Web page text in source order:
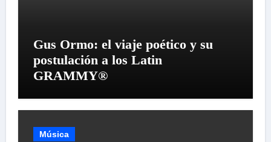
Gus Ormo: el viaje poético y su
postulación a los Latin
GRAMMY®
Música